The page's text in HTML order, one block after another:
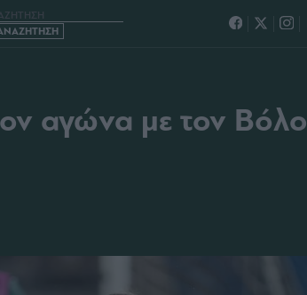
αγώνα με τον Βόλο